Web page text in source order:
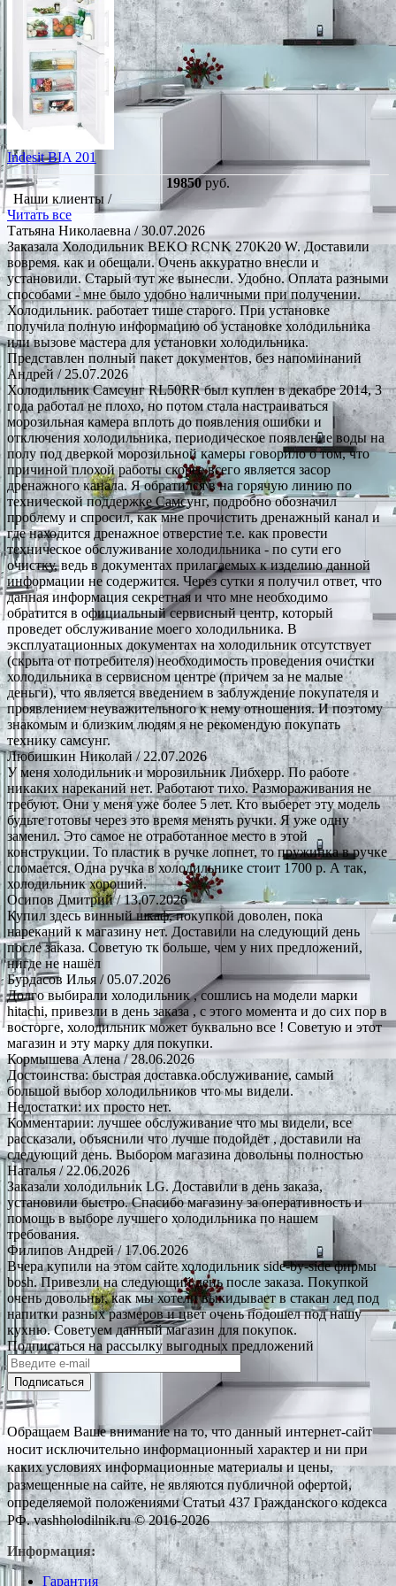
Indesit BIA 201
19850руб.
Наши клиенты /
Читать все
Татьяна Николаевна/ 30.07.2026
Заказала Холодильник BEKO RCNK 270K20 W. Доставили
вовремя. как и обещали. Очень аккуратно внесли и
установили. Старый тут же вынесли. Удобно. Оплата разными
способами - мне было удобно наличными при получении.
Холодильник. работает тише старого. При установке
получила полную информацию об установке холодильника
или вызове мастера для установки холодильника.
Представлен полный пакет документов, без напоминаний
Андрей/ 25.07.2026
Холодильник Самсунг RL50RR был куплен в декабре 2014, 3
года работал не плохо, но потом стала настраиваться
морозильная камера вплоть до появления ошибки и
отключения холодильника, периодическое появление воды на
полу под дверкой морозильной камеры говорило о том, что
причиной плохой работы скорее всего является засор
дренажного канала. Я обратился в на горячую линию по
технической поддержке Самсунг, подробно обозначил
проблему и спросил, как мне прочистить дренажный канал и
где находится дренажное отверстие т.е. как провести
техническое обслуживание холодильника - по сути его
очистку, ведь в документах прилагаемых к изделию данной
информации не содержится. Через сутки я получил ответ, что
данная информация секретная и что мне необходимо
обратится в официальный сервисный центр, который
проведет обслуживание моего холодильника. В
эксплуатационных документах на холодильник отсутствует
(скрыта от потребителя) необходимость проведения очистки
холодильника в сервисном центре (причем за не малые
деньги), что является введением в заблуждение покупателя и
проявлением неуважительного к нему отношения. И поэтому
знакомым и близким людям я не рекомендую покупать
технику самсунг.
Любишкин Николай / 22.07.2026
У меня холодильник и морозильник Либхерр. По работе
никаких нареканий нет. Работают тихо. Размораживания не
требуют. Они у меня уже более 5 лет. Кто выберет эту модель
будьте готовы через это время менять ручки. Я уже одну
заменил. Это самое не отработанное место в этой
конструкции. То пластик в ручке лопнет, то пружинка в ручке
сломается. Одна ручка в холодильнике стоит 1700 р. А так,
холодильник хороший.
Осипов Дмитрий/ 13.07.2026
Купил здесь винный шкаф, покупкой доволен, пока
нареканий к магазину нет. Доставили на следующий день
после заказа. Советую тк больше, чем у них предложений,
нигде не нашёл
Бурдасов Илья / 05.07.2026
Долго выбирали холодильник , сошлись на модели марки
hitachi, привезли в день заказа , с этого момента и до сих пор в
восторге, холодильник может буквально все ! Советую и этот
магазин и эту марку для покупки.
Кормышева Алена/ 28.06.2026
Достоинства: быстрая доставка.обслуживание, самый
большой выбор холодильников что мы видели.
Недостатки: их просто нет.
Комментарии: лучшее обслуживание что мы видели, все
рассказали, объяснили что лучше подойдёт , доставили на
следующий день. Выбором магазина довольны полностью
Наталья / 22.06.2026
Заказали холодильник LG. Доставили в день заказа,
установили быстро. Спасибо магазину за оперативность и
помощь в выборе лучшего холодильника по нашем
требования.
Филипов Андрей/ 17.06.2026
Вчера купили на этом сайте холодильник side-by-side фирмы
bosh. Привезли на следующий день после заказа. Покупкой
очень довольны, как мы хотели выкидывает в стакан лед под
напитки разных размеров и цвет очень подошел под нашу
кухню. Советуем данный магазин для покупок.
Подписаться на рассылку выгодных предложений
Подписаться
Обращаем Ваше внимание на то, что данный интернет-сайт
носит исключительно информационный характер и ни при
каких условиях информационные материалы и цены,
размещенные на сайте, не являются публичной офертой,
определяемой положениями Статьи 437 Гражданского кодекса
РФ. vashholodilnik.ru © 2016-2026
Информация:
Гарантия